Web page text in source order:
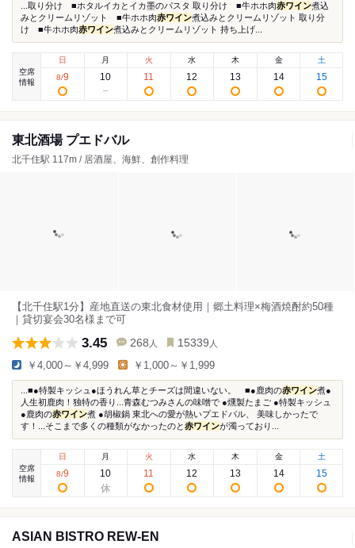
...取り分け ■ホタルイカとイカ墨のパスタ 取り分け ■牛ホホ肉赤ワイン煮込
みとクリームリゾット ■牛ホホ肉赤ワイン煮込みとクリームリゾット 取り分
け ■牛ホホ肉赤ワイン煮込みとクリームリゾット 持ち上げ...
空席
情報
日
8/9
月
10
火
11
水
12
木
13
金
14
土
15
東北酒場 プエドバル
北千住駅 117m / 居酒屋、海鮮、創作料理
【北千住駅1分】産地直送の東北食材使用｜郷土料理×梅酒焼酎約50種
｜貸切宴会30名様まで可
3.45 268 人 15339 人
￥4,000～￥4,999 ￥1,000～￥1,999
...■●特製キッシュ●ほうれん草とチーズは間違いない。 ■●鹿肉の赤ワイン煮●
人生初鹿肉！独特の香り...青森むつみさんの味噌で ●燻製たまご ●特製キッシュ
●鹿肉の赤ワイン煮 ●胡椒鍋 東北への愛が熱いプエドバル、 美味しかったで
す！...そこまで多くの種類がなかったのと赤ワインが濁っており...
空席
情報
日
8/9
月
10
火
11
水
12
木
13
金
14
土
15
ASIAN BISTRO REW-EN